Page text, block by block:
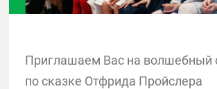
Приглашаем Вас на волшебный
по сказке Отфрида Пройслера